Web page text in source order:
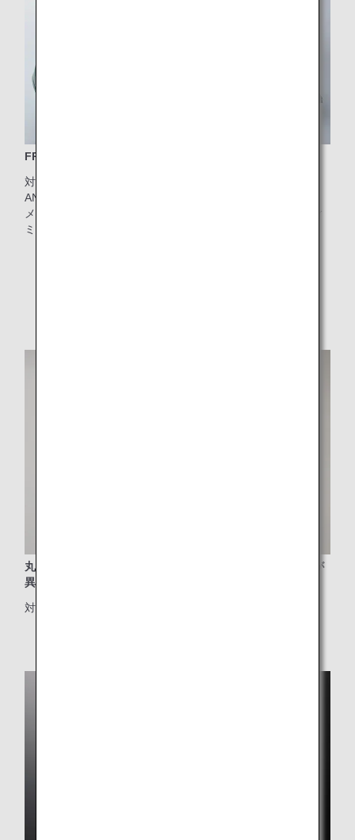
FRANZI（フランツィ）のアメニティポーチ
対象クラス：ビジネスクラス
ANAオリジナルデザイン。FRANZI（フランツィ）が機内ア
メニティを手掛けるのは世界初！CULTI MILANO（クルティ
ミラノ）の化粧品入り
丸八真綿の羽毛コンフォーター（掛け布団）と両面で硬さが
異なる二重構造の枕
対象クラス：ビジネスクラス